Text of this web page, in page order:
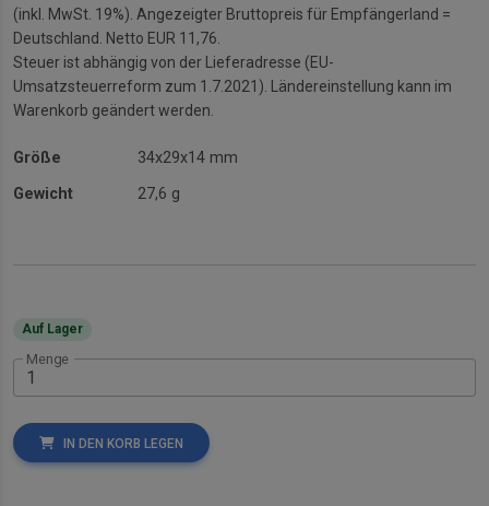
(inkl. MwSt. 19%). Angezeigter Bruttopreis für Empfängerland =
Deutschland. Netto EUR 11,76.
Steuer ist abhängig von der Lieferadresse (EU-
Umsatzsteuerreform zum 1.7.2021). Ländereinstellung kann im
Warenkorb geändert werden.
Größe
34x29x14 mm
Gewicht
27,6 g
Auf Lager
Menge
IN DEN KORB LEGEN